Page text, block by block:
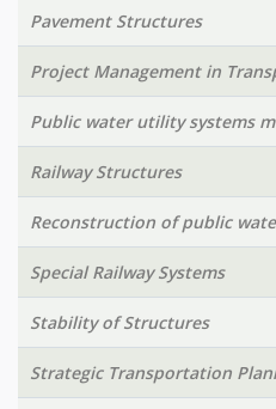
Pavement Structures
Project Management in
Public water utility systems
Railway Structures
Reconstruction of public
Special Railway Systems
Stability of Structures
Strategic Transportation